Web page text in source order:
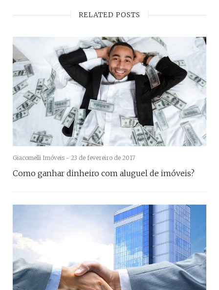
RELATED POSTS
Giacomelli Imóveis - 23 de fevereiro de 2017
Como ganhar dinheiro com aluguel de imóveis?